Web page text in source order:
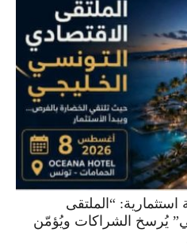
“الملتقى
يُرسخ الشراكات ويُؤمّن